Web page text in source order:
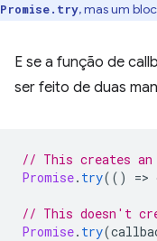
Promise.try, mas um
E se a função de
ser feito de duas
// This creates
Promise. try(() =>
// This doesn't
Promise. try(